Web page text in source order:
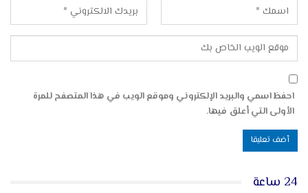
احفظ اسمي والبريد الإلكتروني وموقع الويب في هذا المتصفح للمرة
الأولى التي أعلق فيها.
24 ساعة